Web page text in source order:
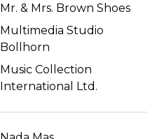
Mr. & Mrs. Brown Shoes
Multimedia Studio
Bollhorn
Music Collection
International Ltd.